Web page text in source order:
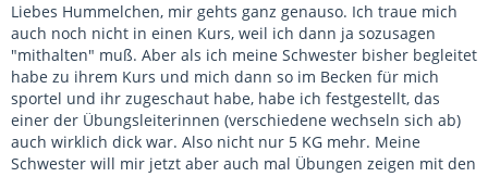
Liebes Hummelchen, mir gehts ganz genauso. Ich traue mich
auch noch nicht in einen Kurs, weil ich dann ja sozusagen
"mithalten" muß. Aber als ich meine Schwester bisher begleitet
habe zu ihrem Kurs und mich dann so im Becken für mich
sportel und ihr zugeschaut habe, habe ich festgestellt, das
einer der Übungsleiterinnen (verschiedene wechseln sich ab)
auch wirklich dick war. Also nicht nur 5 KG mehr. Meine
Schwester will mir jetzt aber auch mal Übungen zeigen mit den